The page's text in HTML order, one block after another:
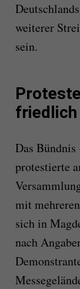
weiterer
sein.
friedlich
Das
protestierte
mit
sich in
nach